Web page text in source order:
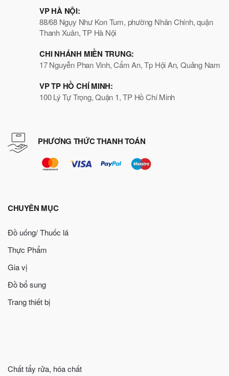
VP HÀ NỘI:
88/68 Ngụy Như Kon Tum, phường Nhân Chính, quận
Thanh Xuân, TP Hà Nội
CHI NHÁNH MIỀN TRUNG:
17 Nguyễn Phan Vinh, Cẩm An, Tp Hội An, Quảng Nam
VP TP HỒ CHÍ MINH:
100 Lý Tự Trọng, Quận 1, TP Hồ Chí Minh
PHƯƠNG THỨC THANH TOÁN
CHUYÊN MỤC
Đồ uống/ Thuốc lá
Thực Phẩm
Gia vị
Đồ bổ sung
Trang thiết bị
Chất tẩy rửa, hóa chất